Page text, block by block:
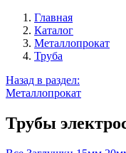
Главная
Каталог
Металлопрокат
Труба
Назад в раздел:
Металлопрокат
Трубы